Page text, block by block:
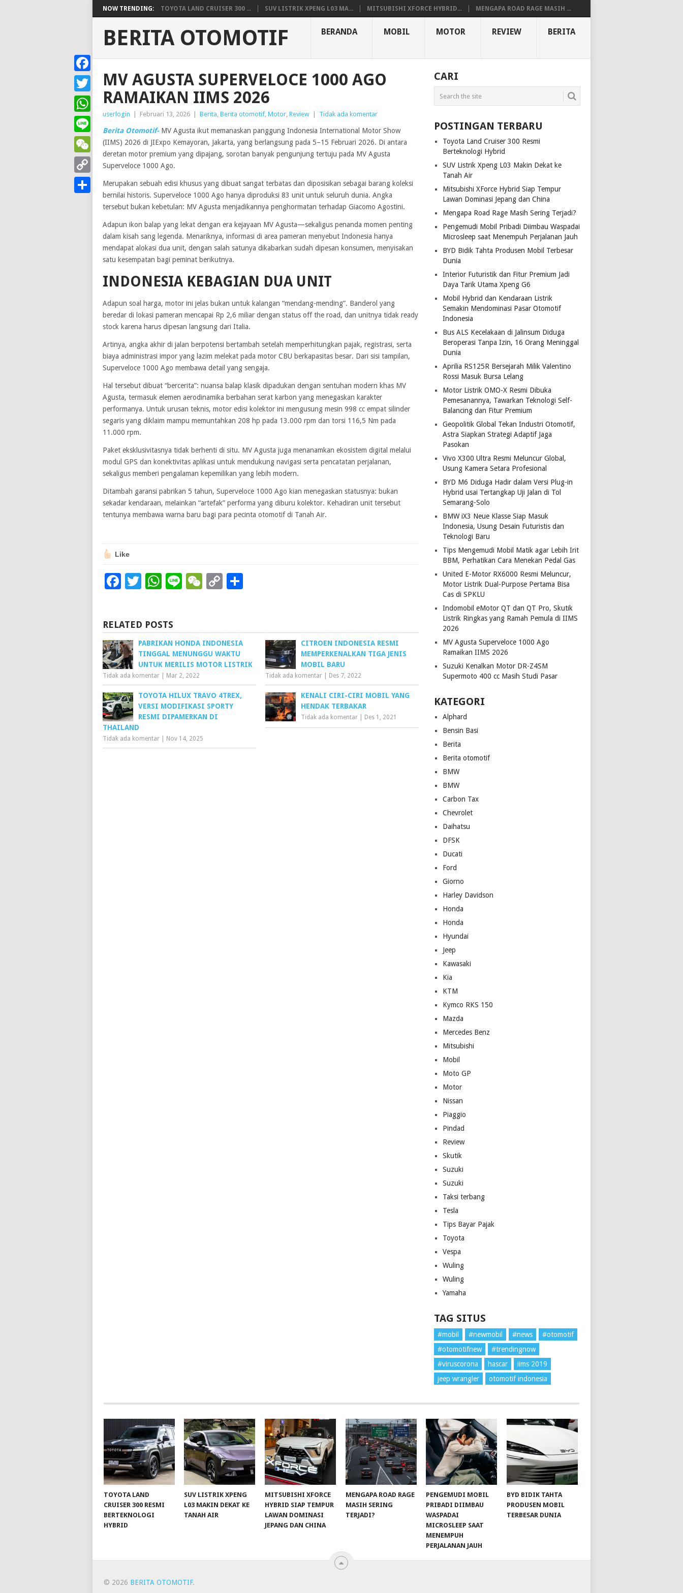
NOW TRENDING: TOYOTA LAND CRUISER 300 ... SUV LISTRIK XPENG L03 MA... MITSUBISHI XFORCE HYBRID... MENGAPA ROAD RAGE MASIH ...
BERITA OTOMOTIF BERANDA MOBIL MOTOR REVIEW BERITA
MV AGUSTA SUPERVELOCE 1000 AGO
RAMAIKAN IIMS 2026
userlogin Februari 13, 2026 Berita, Berita otomotif, Motor, Review Tidak ada komentar
Berita Otomotif- MV Agusta ikut memanaskan panggung Indonesia International Motor Show
(IIMS) 2026 di JIExpo Kemayoran, Jakarta, yang berlangsung pada 5–15 Februari 2026. Di antara
deretan motor premium yang dipajang, sorotan banyak pengunjung tertuju pada MV Agusta
Superveloce 1000 Ago.
Merupakan sebuah edisi khusus yang dibuat sangat terbatas dan diposisikan sebagai barang koleksi
bernilai historis. Superveloce 1000 Ago hanya diproduksi 83 unit untuk seluruh dunia. Angka
tersebut bukan kebetulan: MV Agusta menjadikannya penghormatan terhadap Giacomo Agostini.
Adapun ikon balap yang lekat dengan era kejayaan MV Agusta—sekaligus penanda momen penting
dalam kisah sang legenda. Menariknya, informasi di area pameran menyebut Indonesia hanya
mendapat alokasi dua unit, dengan salah satunya dikabarkan sudah dipesan konsumen, menyisakan
satu kesempatan bagi peminat berikutnya.
INDONESIA KEBAGIAN DUA UNIT
Adapun soal harga, motor ini jelas bukan untuk kalangan “mendang-mending”. Banderol yang
beredar di lokasi pameran mencapai Rp 2,6 miliar dengan status off the road, dan unitnya tidak ready
stock karena harus dipesan langsung dari Italia.
Artinya, angka akhir di jalan berpotensi bertambah setelah memperhitungkan pajak, registrasi, serta
biaya administrasi impor yang lazim melekat pada motor CBU berkapasitas besar. Dari sisi tampilan,
Superveloce 1000 Ago membawa detail yang sengaja.
Hal tersebut dibuat “bercerita”: nuansa balap klasik dipadukan dengan sentuhan modern khas MV
Agusta, termasuk elemen aerodinamika berbahan serat karbon yang menegaskan karakter
performanya. Untuk urusan teknis, motor edisi kolektor ini mengusung mesin 998 cc empat silinder
segaris yang diklaim mampu memuntahkan 208 hp pada 13.000 rpm dan torsi 116,5 Nm pada
11.000 rpm.
Paket eksklusivitasnya tidak berhenti di situ. MV Agusta juga menanamkan ekosistem digital melalui
modul GPS dan konektivitas aplikasi untuk mendukung navigasi serta pencatatan perjalanan,
sekaligus memberi pengalaman kepemilikan yang lebih modern.
Ditambah garansi pabrikan 5 tahun, Superveloce 1000 Ago kian menegaskan statusnya: bukan
sekadar kendaraan, melainkan “artefak” performa yang diburu kolektor. Kehadiran unit tersebut
tentunya membawa warna baru bagi para pecinta otomotif di Tanah Air.
Like
Facebook
Twitter
WhatsApp
LineWeChat
Copy
RELATED POSTS
PABRIKAN HONDA INDONESIA
TINGGAL MENUNGGU WAKTU
UNTUK MERILIS MOTOR LISTRIK
Tidak ada komentar Mar 2, 2022
CITROEN INDONESIA RESMI
MEMPERKENALKAN TIGA JENIS
MOBIL BARU
Tidak ada komentar Des 7, 2022
TOYOTA HILUX TRAVO 4TREX,
VERSI MODIFIKASI SPORTY
RESMI DIPAMERKAN DI
THAILAND
Tidak ada komentar Nov 14, 2025
KENALI CIRI-CIRI MOBIL YANG
HENDAK TERBAKAR
Tidak ada komentar Des 1, 2021
Facebook
Twitter
WhatsApp
Line
WeChat
Copy
CARI
POSTINGAN TERBARU
Toyota Land Cruiser 300 Resmi
Berteknologi Hybrid
SUV Listrik Xpeng L03 Makin Dekat ke
Tanah Air
Mitsubishi XForce Hybrid Siap Tempur
Lawan Dominasi Jepang dan China
Mengapa Road Rage Masih Sering Terjadi?
Pengemudi Mobil Pribadi Diimbau Waspadai
Microsleep saat Menempuh Perjalanan Jauh
BYD Bidik Tahta Produsen Mobil Terbesar
Dunia
Interior Futuristik dan Fitur Premium Jadi
Daya Tarik Utama Xpeng G6
Mobil Hybrid dan Kendaraan Listrik
Semakin Mendominasi Pasar Otomotif
Indonesia
Bus ALS Kecelakaan di Jalinsum Diduga
Beroperasi Tanpa Izin, 16 Orang Meninggal
Dunia
Aprilia RS125R Bersejarah Milik Valentino
Rossi Masuk Bursa Lelang
Motor Listrik OMO-X Resmi Dibuka
Pemesanannya, Tawarkan Teknologi Self-
Balancing dan Fitur Premium
Geopolitik Global Tekan Industri Otomotif,
Astra Siapkan Strategi Adaptif Jaga
Pasokan
Vivo X300 Ultra Resmi Meluncur Global,
Usung Kamera Setara Profesional
BYD M6 Diduga Hadir dalam Versi Plug-in
Hybrid usai Tertangkap Uji Jalan di Tol
Semarang-Solo
BMW iX3 Neue Klasse Siap Masuk
Indonesia, Usung Desain Futuristis dan
Teknologi Baru
Tips Mengemudi Mobil Matik agar Lebih Irit
BBM, Perhatikan Cara Menekan Pedal Gas
United E-Motor RX6000 Resmi Meluncur,
Motor Listrik Dual-Purpose Pertama Bisa
Cas di SPKLU
Indomobil eMotor QT dan QT Pro, Skutik
Listrik Ringkas yang Ramah Pemula di IIMS
2026
MV Agusta Superveloce 1000 Ago
Ramaikan IIMS 2026
Suzuki Kenalkan Motor DR-Z4SM
Supermoto 400 cc Masih Studi Pasar
KATEGORI
Alphard
Bensin Basi
Berita
Berita otomotif
BMW
BMW
Carbon Tax
Chevrolet
Daihatsu
DFSK
Ducati
Ford
Giorno
Harley Davidson
Honda
Honda
Hyundai
Jeep
Kawasaki
Kia
KTM
Kymco RKS 150
Mazda
Mercedes Benz
Mitsubishi
Mobil
Moto GP
Motor
Nissan
Piaggio
Pindad
Review
Skutik
Suzuki
Suzuki
Taksi terbang
Tesla
Tips Bayar Pajak
Toyota
Vespa
Wuling
Wuling
Yamaha
TAG SITUS
#mobil #newmobil #news
#otomotif
#otomotifnew
#trendingnow
#viruscorona
hascar
iims 2019
jeep wrangler
otomotif indonesia
TOYOTA LAND
CRUISER 300 RESMI
BERTEKNOLOGI
HYBRID
SUV LISTRIK XPENG
L03 MAKIN DEKAT KE
TANAH AIR
MITSUBISHI XFORCE
HYBRID SIAP TEMPUR
LAWAN DOMINASI
JEPANG DAN CHINA
MENGAPA ROAD RAGE
MASIH SERING
TERJADI?
PENGEMUDI MOBIL
PRIBADI DIIMBAU
WASPADAI
MICROSLEEP SAAT
MENEMPUH
PERJALANAN JAUH
BYD BIDIK TAHTA
PRODUSEN MOBIL
TERBESAR DUNIA
© 2026 BERITA OTOMOTIF.